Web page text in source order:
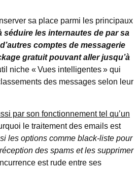
sa place parmi les principaux
séduire les internautes de par sa
comptes de messagerie
gratuit pouvant aller jusqu’à
niche « Vues intelligentes » qui
des messages selon leur
par son fonctionnement tel qu’un
le traitement des emails est
les options comme black-liste pour
des spams et les supprimer
est rude entre ses